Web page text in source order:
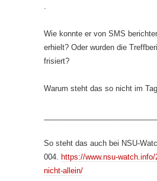
.
Wie konnte er von SMS
erhielt? Oder wurden die
frisiert?
Warum steht das so nicht im
So steht das auch bei NSU-
004. https://www.nsu-
nicht-allein/